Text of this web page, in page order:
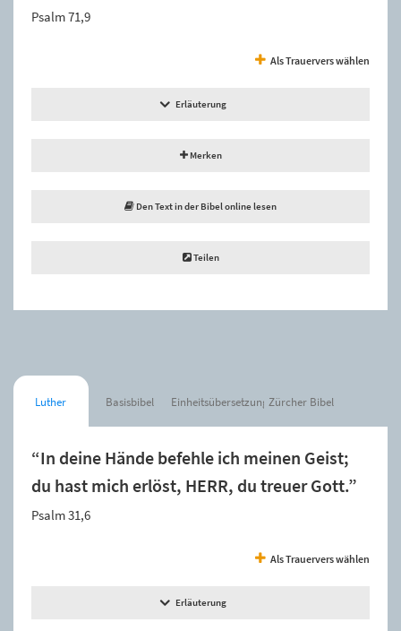
Psalm 71,9
Als Trauervers wählen
Erläuterung
Merken
Den Text in der Bibel online lesen
Teilen
Luther Basisbibel Einheitsübersetzung Zürcher Bibel
“In deine Hände befehle ich meinen Geist;
du hast mich erlöst, HERR, du treuer Gott.”
Psalm 31,6
Als Trauervers wählen
Erläuterung